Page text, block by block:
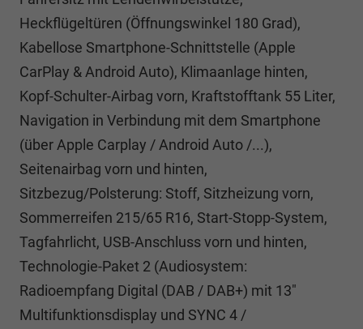
Heckflügeltüren (Öffnungswinkel 180 Grad),
Kabellose Smartphone-Schnittstelle (Apple
CarPlay & Android Auto), Klimaanlage hinten,
Kopf-Schulter-Airbag vorn, Kraftstofftank 55 Liter,
Navigation in Verbindung mit dem Smartphone
(über Apple Carplay / Android Auto /...),
Seitenairbag vorn und hinten,
Sitzbezug/Polsterung: Stoff, Sitzheizung vorn,
Sommerreifen 215/65 R16, Start-Stopp-System,
Tagfahrlicht, USB-Anschluss vorn und hinten,
Technologie-Paket 2 (Audiosystem:
Radioempfang Digital (DAB / DAB+) mit 13"
Multifunktionsdisplay und SYNC 4 /